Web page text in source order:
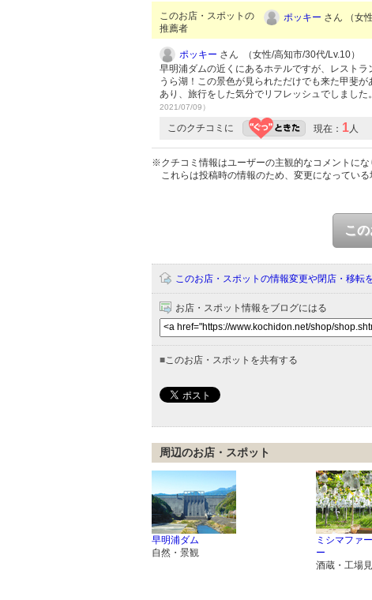
このお店・スポットの
推薦者
ポッキー さん （女
ポッキー さん （女性/高知市/30代/Lv.10）
早明浦ダムの近くにあるホテルですが、レスト
うら湖！この景色が見られただけでも来た甲斐
あり、旅行をした気分でリフレッシュでしまし
2021/07/09）
このクチコミに 現在： 1 人
※クチコミ情報はユーザーの主観的なコメントにな
これらは投稿時の情報のため、変更になってい
こ
このお店・スポットの情報変更や閉店・移転
お店・スポット情報をブログにはる
■ このお店・スポットを共有する
周辺のお店・スポット
早明浦ダム
自然・景観
ミシマファ
ー
酒蔵・工場